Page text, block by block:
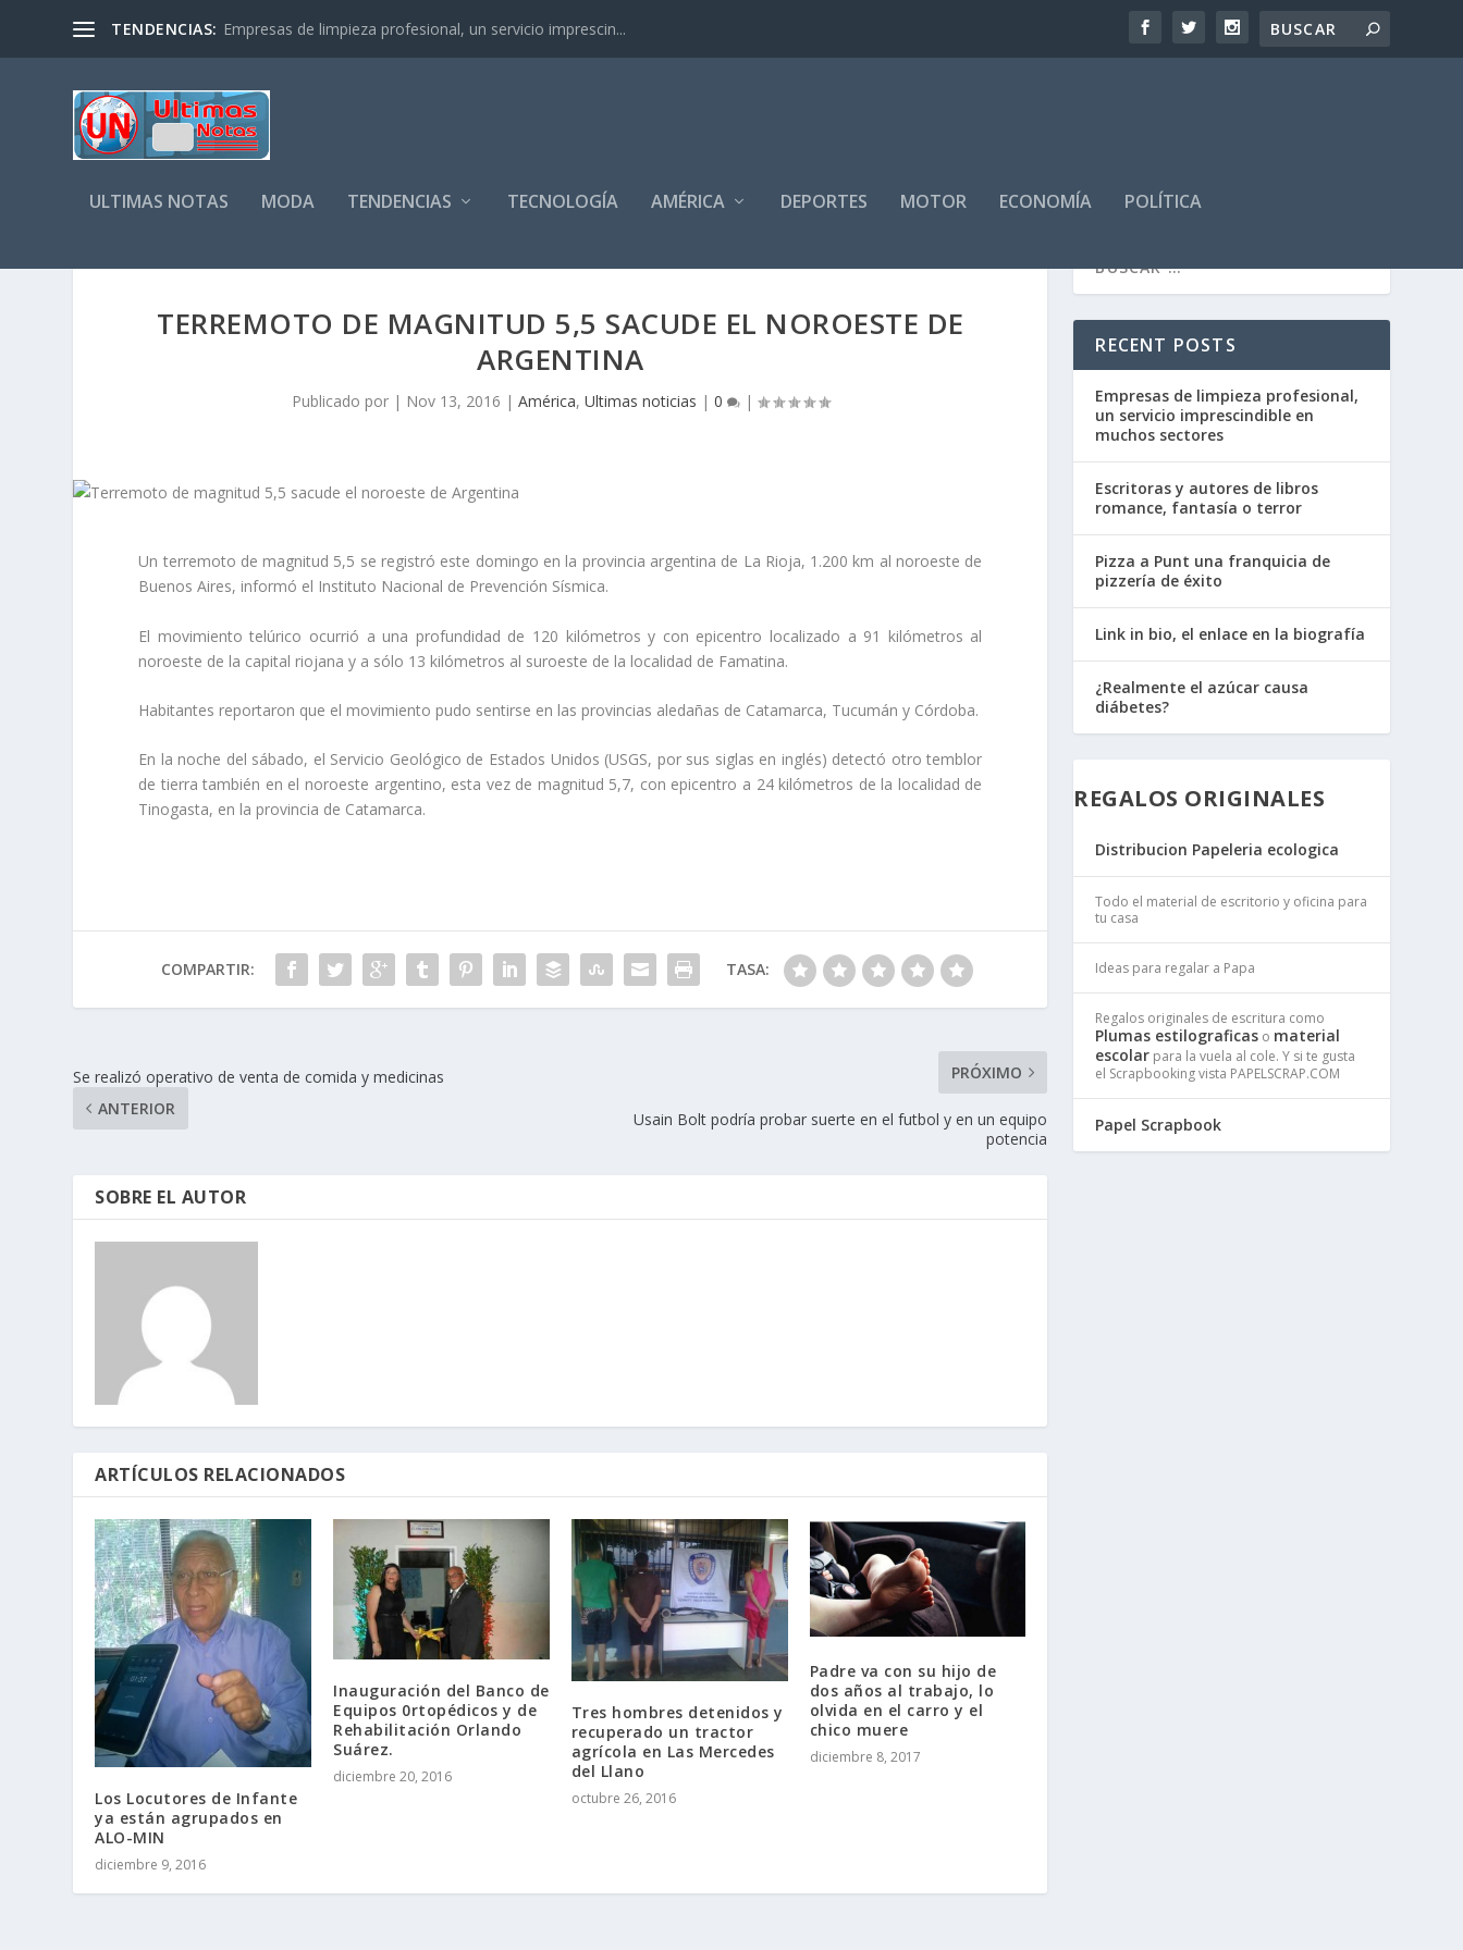
TENDENCIAS: Empresas de limpieza profesional, un servicio imprescin...
ULTIMAS NOTAS MODA TENDENCIAS TECNOLOGÍA AMÉRICA DEPORTES MOTOR ECONOMÍA POLÍTICA
TERREMOTO DE MAGNITUD 5,5 SACUDE EL NOROESTE DE
ARGENTINA
Publicado por | Nov 13, 2016 | América, Ultimas noticias | 0 |
Un terremoto de magnitud 5,5 se registró este domingo en la provincia argentina de La Rioja, 1.200 km al noroeste de
Buenos Aires, informó el Instituto Nacional de Prevención Sísmica.
El movimiento telúrico ocurrió a una profundidad de 120 kilómetros y con epicentro localizado a 91 kilómetros al
noroeste de la capital riojana y a sólo 13 kilómetros al suroeste de la localidad de Famatina.
Habitantes reportaron que el movimiento pudo sentirse en las provincias aledañas de Catamarca, Tucumán y Córdoba.
En la noche del sábado, el Servicio Geológico de Estados Unidos (USGS, por sus siglas en inglés) detectó otro temblor
de tierra también en el noroeste argentino, esta vez de magnitud 5,7, con epicentro a 24 kilómetros de la localidad de
Tinogasta, en la provincia de Catamarca.
COMPARTIR: TASA:
Se realizó operativo de venta de comida y medicinas
ANTERIOR
PRÓXIMO
Usain Bolt podría probar suerte en el futbol y en un equipo
potencia
SOBRE EL AUTOR
ARTÍCULOS RELACIONADOS
Los Locutores de Infante
ya están agrupados en
ALO-MIN
diciembre 9, 2016
Inauguración del Banco de
Equipos 0rtopédicos y de
Rehabilitación Orlando
Suárez.
diciembre 20, 2016
Tres hombres detenidos y
recuperado un tractor
agrícola en Las Mercedes
del Llano
octubre 26, 2016
Padre va con su hijo de
dos años al trabajo, lo
olvida en el carro y el
chico muere
diciembre 8, 2017
RECENT POSTS
Empresas de limpieza profesional,
un servicio imprescindible en
muchos sectores
Escritoras y autores de libros
romance, fantasía o terror
Pizza a Punt una franquicia de
pizzería de éxito
Link in bio, el enlace en la biografía
¿Realmente el azúcar causa
diábetes?
REGALOS ORIGINALES
Distribucion Papeleria ecologica
Todo el material de escritorio y oficina para
tu casa
Ideas para regalar a Papa
Regalos originales de escritura como
Plumas estilograficas o material
escolar para la vuela al cole. Y si te gusta
el Scrapbooking vista PAPELSCRAP.COM
Papel Scrapbook